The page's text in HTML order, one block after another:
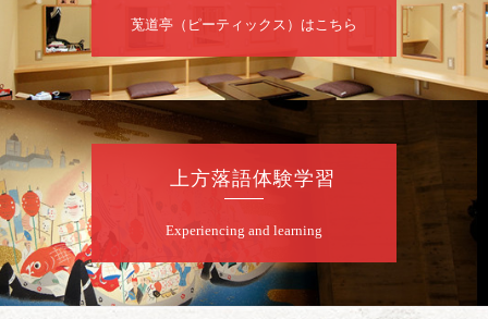
開演：午後6時30分（6時開場）全席指定
お問合せ：米朝事務所 06-6365-8281（平日
10時～18時）
★菟道亭配信あり
入はこちらをクリック
8月8日（土）
第2回 智之介・力造 二人会
笑福亭智之介「昭和任侠伝」「天王寺詣り」
莵道亭（ピーティックス）はこちら
上方落語体験学習
Experiencing and learning